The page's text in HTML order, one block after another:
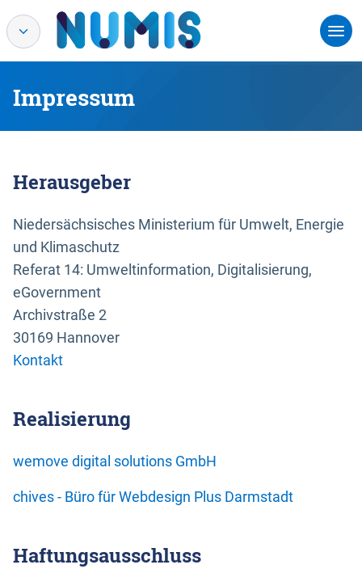
Impressum
Herausgeber
Niedersächsisches Ministerium für Umwelt, Energie
und Klimaschutz
Referat 14: Umweltinformation, Digitalisierung,
eGovernment
Archivstraße 2
30169 Hannover
Kontakt
Realisierung
wemove digital solutions GmbH
chives - Büro für Webdesign Plus Darmstadt
Haftungsausschluss